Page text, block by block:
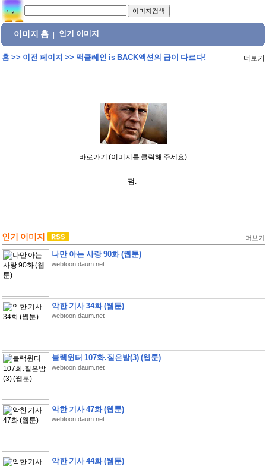
이미지 홈 인기 이미지
홈>> 이전 페이지 >> 맥클레인 is BACK액션의 급이 다르다! 더보기
바로가기 (이미지를 클릭해 주세요)
펌:
인기 이미지 더보기
나만 아는 사랑 90화 (웹툰)
webtoon.daum.net
악한 기사 34화 (웹툰)
webtoon.daum.net
블랙윈터 107화.짙은밤(3) (웹툰)
webtoon.daum.net
악한 기사 47화 (웹툰)
webtoon.daum.net
악한 기사 44화 (웹툰)